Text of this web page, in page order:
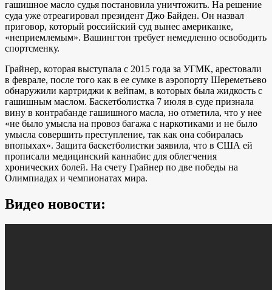
гашишное масло судья постановила уничтожить. На решение
суда уже отреагировал президент Джо Байден. Он назвал
приговор, который российский суд вынес американке,
«неприемлемым». Вашингтон требует немедленно освободить
спортсменку.
Грайнер, которая выступала с 2015 года за УГМК, арестовали
в феврале, после того как в ее сумке в аэропорту Шереметьево
обнаружили картриджи к вейпам, в которых была жидкость с
гашишным маслом. Баскетболистка 7 июля в суде признала
вину в контрабанде гашишного масла, но отметила, что у нее
«не было умысла на провоз багажа с наркотиками и не было
умысла совершить преступление, так как она собиралась
впопыхах». Защита баскетболистки заявила, что в США ей
прописали медицинский каннабис для облегчения
хронических болей. На счету Грайнер по две победы на
Олимпиадах и чемпионатах мира.
Видео новости: